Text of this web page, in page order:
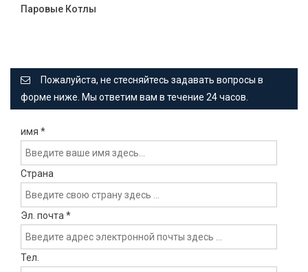
Паровые Котлы
Пожалуйста, не стесняйтесь задавать вопросы в
форме ниже. Мы ответим вам в течение 24 часов.
имя *
Страна
Эл. почта *
Тел.